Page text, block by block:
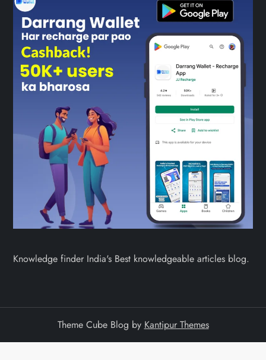
Knowledge finder India's Best knowledgeable articles blog.
Theme Cube Blog by Kantipur Themes